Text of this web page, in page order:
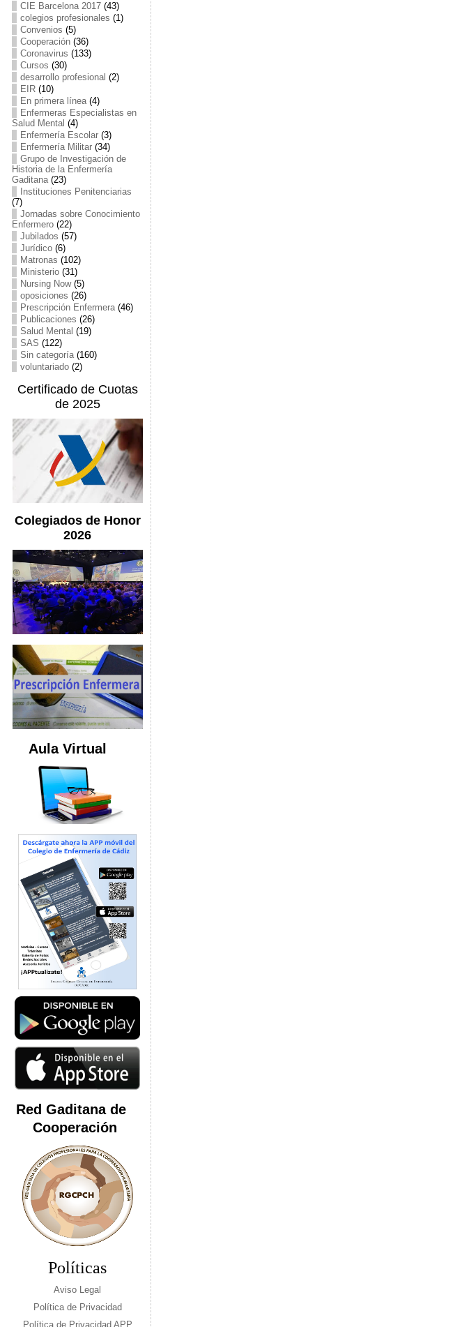
CIE Barcelona 2017(43)
colegios profesionales (1)
Convenios (5)
Cooperación(36)
Coronavirus (133)
Cursos (30)
desarrollo profesional (2)
EIR(10)
En primera línea(4)
Enfermeras Especialistas en
Salud Mental (4)
Enfermería Escolar(3)
Enfermería Militar(34)
Grupo de Investigación de
Historia de la Enfermería
Gaditana(23)
Instituciones Penitenciarias
(7)
Jornadas sobre Conocimiento
Enfermero(22)
Jubilados (57)
Jurídico(6)
Matronas (102)
Ministerio(31)
Nursing Now(5)
oposiciones (26)
Prescripción Enfermera(46)
Publicaciones (26)
Salud Mental (19)
SAS (122)
Sin categoría(160)
voluntariado(2)
Certificado de Cuotas
de 2025
Colegiados de Honor
2026
Aula Virtual
Red Gaditana de
Cooperación
Políticas
Aviso Legal
Política de Privacidad
Política de Privacidad APP